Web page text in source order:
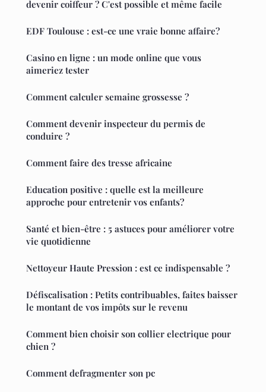
devenir coiffeur ? C'est possible et même facile
EDF Toulouse : est-ce une vraie bonne affaire?
Casino en ligne : un mode online que vous
aimeriez tester
Comment calculer semaine grossesse ?
Comment devenir inspecteur du permis de
conduire ?
Comment faire des tresse africaine
Education positive : quelle est la meilleure
approche pour entretenir vos enfants?
Santé et bien-être : 5 astuces pour améliorer votre
vie quotidienne
Nettoyeur Haute Pression : est ce indispensable ?
Défiscalisation : Petits contribuables, faites baisser
le montant de vos impôts sur le revenu
Comment bien choisir son collier electrique pour
chien ?
Comment defragmenter son pc